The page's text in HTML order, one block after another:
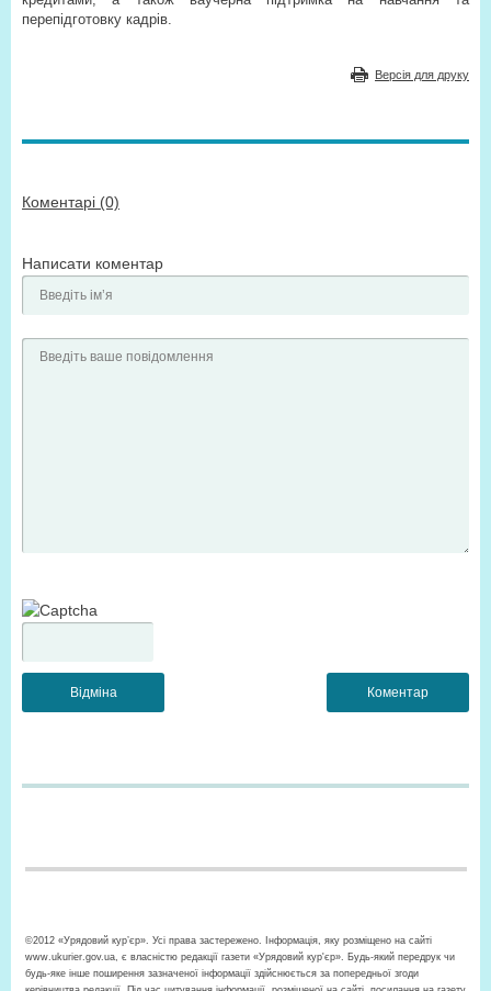
перепідготовку кадрів.
Версія для друку
Коментарі (0)
Написати коментар
©2012 «Урядовий кур’єр». Усі права застережено. Інформація, яку розміщено на сайті
www.ukurier.gov.ua, є власністю редакції газети «Урядовий кур'єр». Будь-який передрук чи
будь-яке інше поширення зазначеної інформації здійснюється за попередньої згоди